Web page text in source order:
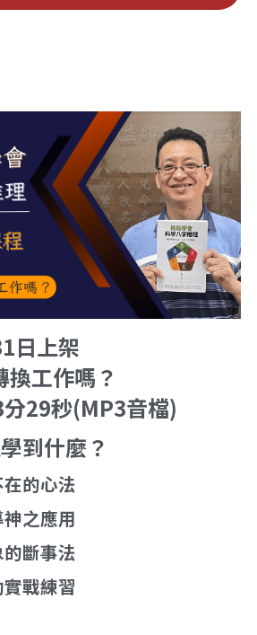
3
行八字線上班
日上架
換工作嗎？
29秒(MP3音檔)
到什麼？
的心法
之應用
斷事法
戰練習